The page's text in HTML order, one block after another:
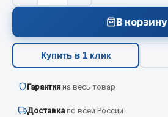
Аксессуары автомобильные
Аптечки и знаки автомобильные
Вымпела
В корзину
Купить в 1 клик
Гарантия на весь товар
Доставка по всей России